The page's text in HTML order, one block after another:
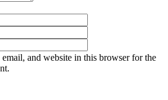
email, and website in this browser for the